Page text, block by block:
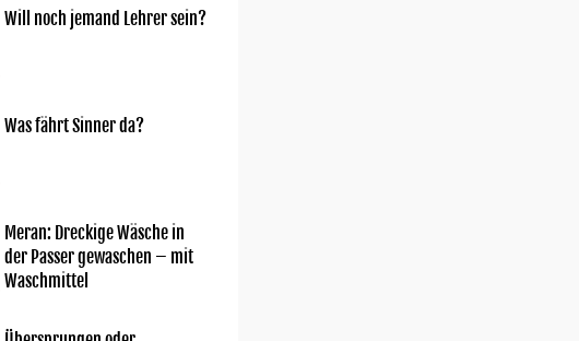
Will noch jemand Lehrer sein?
Was fährt Sinner da?
Meran: Dreckige Wäsche in
der Passer gewaschen – mit
Waschmittel